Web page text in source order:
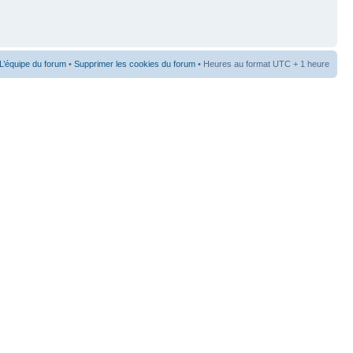
L’équipe du forum • Supprimer les cookies du forum • Heures au format UTC + 1 heure